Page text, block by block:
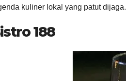
kuliner lokal yang patut dijaga.
188